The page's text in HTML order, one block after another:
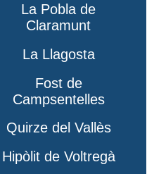
La Pobla de
Claramunt
La Llagosta
Fost de
Campsentelles
Quirze del Vallès
Hipòlit de Voltregà